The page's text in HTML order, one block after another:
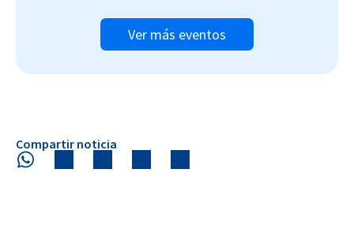
Ver más eventos
Compartir noticia